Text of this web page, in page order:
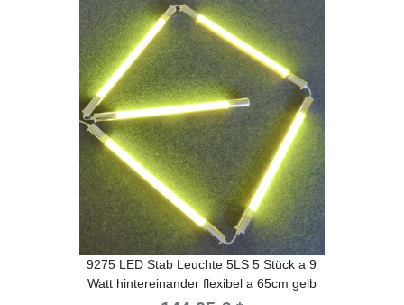
9275 LED Stab Leuchte 5LS 5 Stück a 9
Watt hintereinander flexibel a 65cm gelb